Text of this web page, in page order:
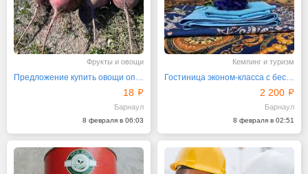
Фрукты и овощи
Предложение купить овощи оптом в Алтайском крае
18
Барнаул
8 февраля в 06:03
Кемпинг и туризм
Гостиница эконом-класса с бесплатным питанием
2 200
Барнаул
8 февраля в 02:51